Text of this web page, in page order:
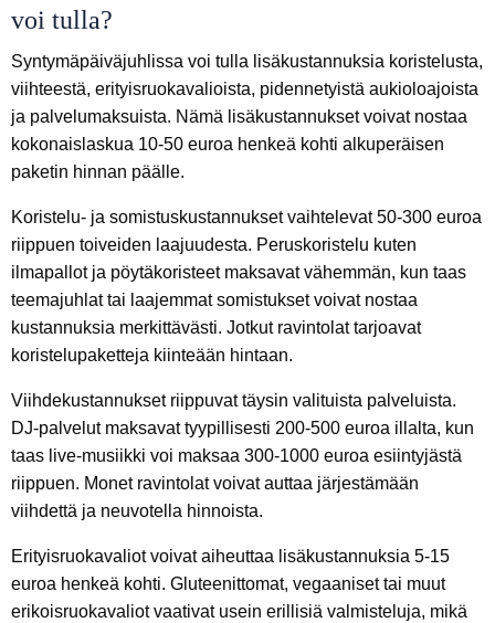
voi tulla?
Syntymäpäiväjuhlissa voi tulla lisäkustannuksia koristelusta,
viihteestä, erityisruokavalioista, pidennetyistä aukioloajoista
ja palvelumaksuista. Nämä lisäkustannukset voivat nostaa
kokonaislaskua 10-50 euroa henkeä kohti alkuperäisen
paketin hinnan päälle.
Koristelu- ja somistuskustannukset vaihtelevat 50-300 euroa
riippuen toiveiden laajuudesta. Peruskoristelu kuten
ilmapallot ja pöytäkoristeet maksavat vähemmän, kun taas
teemajuhlat tai laajemmat somistukset voivat nostaa
kustannuksia merkittävästi. Jotkut ravintolat tarjoavat
koristelupaketteja kiinteään hintaan.
Viihdekustannukset riippuvat täysin valituista palveluista.
DJ-palvelut maksavat tyypillisesti 200-500 euroa illalta, kun
taas live-musiikki voi maksaa 300-1000 euroa esiintyjästä
riippuen. Monet ravintolat voivat auttaa järjestämään
viihdettä ja neuvotella hinnoista.
Erityisruokavaliot voivat aiheuttaa lisäkustannuksia 5-15
euroa henkeä kohti. Gluteenittomat, vegaaniset tai muut
erikoisruokavaliot vaativat usein erillisiä valmisteluja, mikä